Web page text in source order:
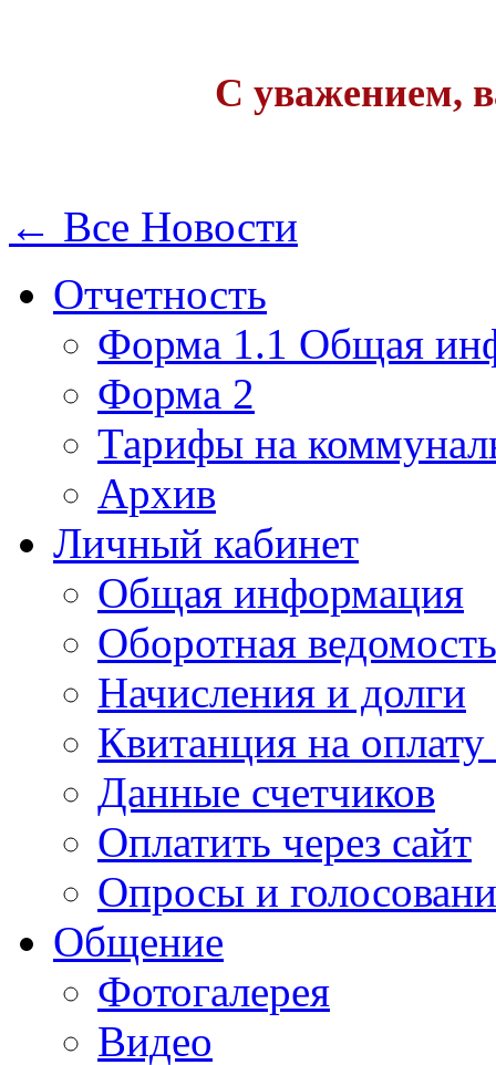
С уважением,
← Все Новости
Отчетность
Форма 1.1 Общая
Форма 2
Тарифы на
Архив
Личный кабинет
Общая информация
Оборотная ведомость
Начисления и долги
Квитанция на
Данные счетчиков
Оплатить через сайт
Опросы и
Общение
Фотогалерея
Видео